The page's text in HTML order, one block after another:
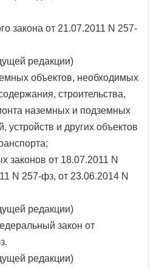
закона от 21.07.2011 N 257-
редакции)
объектов, необходимых
строительства,
наземных и подземных
устройств и других объектов
законов от 18.07.2011 N
N 257-фз, от 23.06.2014 N
редакции)
закон от
редакции)